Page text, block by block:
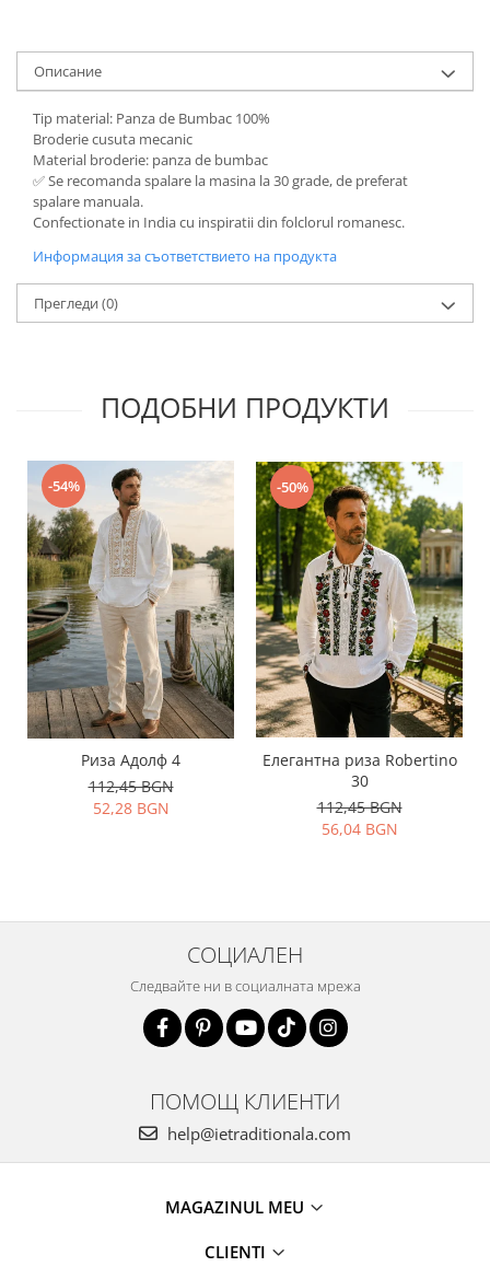
Описание
Tip material: Panza de Bumbac 100%
Broderie cusuta mecanic
Material broderie: panza de bumbac
✅ Se recomanda spalare la masina la 30 grade, de preferat
spalare manuala.
Confectionate in India cu inspiratii din folclorul romanesc.
Информация за съответствието на продукта
Прегледи (0)
ПОДОБНИ ПРОДУКТИ
-54%
Риза Адолф 4
112,45 BGN
52,28 BGN
-50%
Елегантна риза Robertino
30
112,45 BGN
56,04 BGN
СОЦИАЛЕН
Следвайте ни в социалната мрежа
ПОМОЩ КЛИЕНТИ
help@ietraditionala.com
MAGAZINUL MEU
CLIENTI